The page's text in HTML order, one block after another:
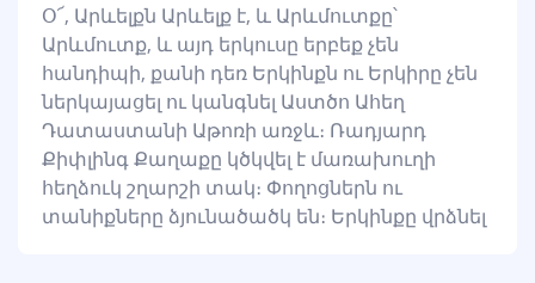
Օ՜, Արևելքն Արևելք է, և Արևմուտքը՝
Արևմուտք, և այդ երկուսը երբեք չեն
հանդիպի, քանի դեռ Երկինքն ու Երկիրը չեն
ներկայացել ու կանգնել Աստծո Ահեղ
Դատաստանի Աթոռի առջև։ Ռադյարդ
Քիփլինգ Քաղաքը կծկվել է մառախուղի
հեղձուկ շղարշի տակ։ Փողոցներն ու
տանիքները ձյունածածկ են։ Երկինքը վրձնել